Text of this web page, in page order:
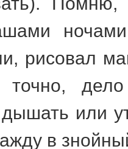
рисовал
точно,
или
в